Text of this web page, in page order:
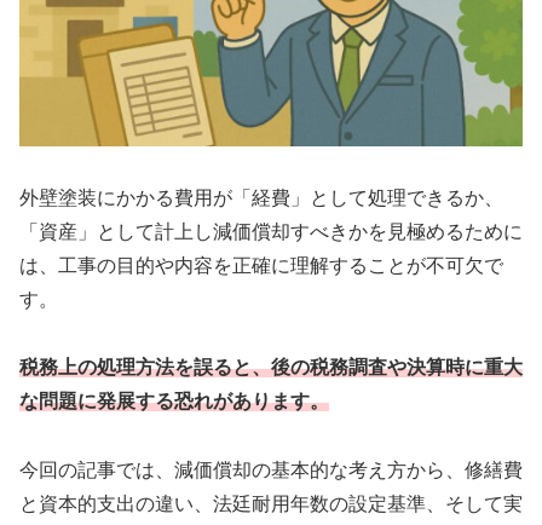
外壁塗装にかかる費用が「経費」として処理できるか、
「資産」として計上し減価償却すべきかを見極めるために
は、工事の目的や内容を正確に理解することが不可欠で
す。
税務上の処理方法を誤ると、後の税務調査や決算時に重大
な問題に発展する恐れがあります。
今回の記事では、減価償却の基本的な考え方から、修繕費
と資本的支出の違い、法廷耐用年数の設定基準、そして実